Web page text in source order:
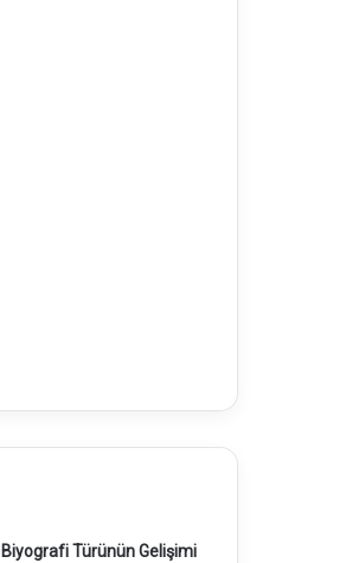
Biyografi Türünün Gelişimi